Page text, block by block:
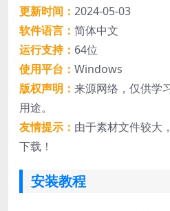
更新时间： 2024-05-03
软件语言： 简体中文
运行支持： 64位
使用平台： Windows
版权声明： 来源网络，仅供学
用途。
友情提示： 由于素材文件较大
下载！
安装教程